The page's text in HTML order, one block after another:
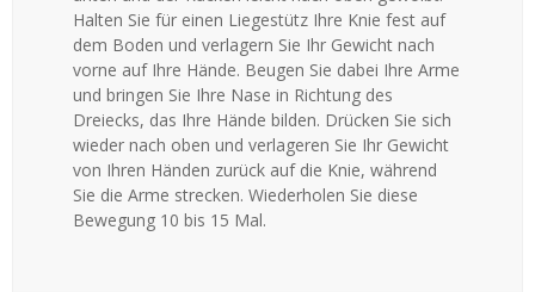
Halten Sie für einen Liegestütz Ihre Knie fest auf
dem Boden und verlagern Sie Ihr Gewicht nach
vorne auf Ihre Hände. Beugen Sie dabei Ihre Arme
und bringen Sie Ihre Nase in Richtung des
Dreiecks, das Ihre Hände bilden. Drücken Sie sich
wieder nach oben und verlageren Sie Ihr Gewicht
von Ihren Händen zurück auf die Knie, während
Sie die Arme strecken. Wiederholen Sie diese
Bewegung 10 bis 15 Mal.